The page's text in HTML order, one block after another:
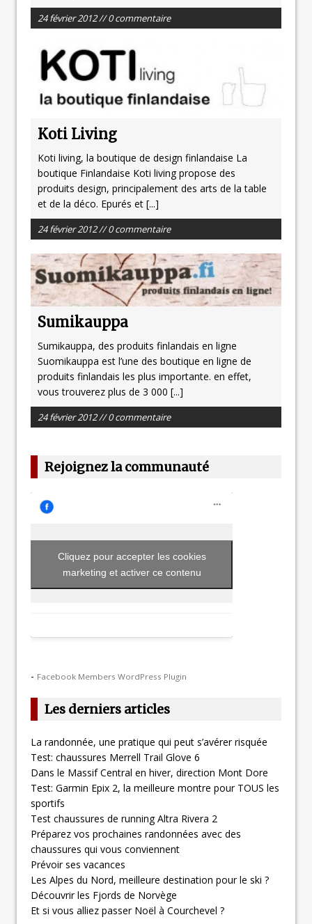
24 février 2012 // 0 commentaire
Koti Living
Koti living, la boutique de design finlandaise La
boutique Finlandaise Koti living propose des
produits design, principalement des arts de la table
et de la déco. Epurés et [...]
24 février 2012 // 0 commentaire
Sumikauppa
Sumikauppa, des produits finlandais en ligne
Suomikauppa est l’une des boutique en ligne de
produits finlandais les plus importante. en effet,
vous trouverez plus de 3 000 [...]
24 février 2012 // 0 commentaire
Rejoignez la communauté
Cliquez pour accepter les cookies
marketing et activer ce contenu
- Facebook Members WordPress Plugin
Les derniers articles
La randonnée, une pratique qui peut s’avérer risquée
Test: chaussures Merrell Trail Glove 6
Dans le Massif Central en hiver, direction Mont Dore
Test: Garmin Epix 2, la meilleure montre pour TOUS les
sportifs
Test chaussures de running Altra Rivera 2
Préparez vos prochaines randonnées avec des
chaussures qui vous conviennent
Prévoir ses vacances
Les Alpes du Nord, meilleure destination pour le ski ?
Découvrir les Fjords de Norvège
Et si vous alliez passer Noël à Courchevel ?